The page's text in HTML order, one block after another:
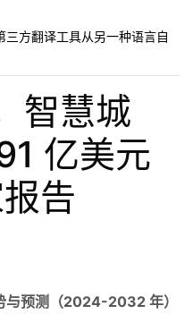
方翻译工具从另一种语言自
智慧城
亿美元
告
与预测（2024-2032 年）